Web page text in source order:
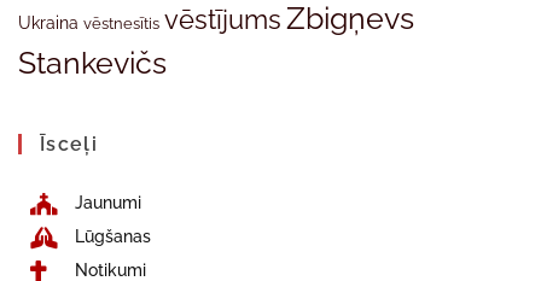
Ukraina vēstnesītis vēstījumsZbigņevs
Stankevičs
Īsceļi
Jaunumi
Lūgšanas
Notikumi